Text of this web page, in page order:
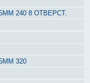
240 8 ОТВЕРСТ.
320